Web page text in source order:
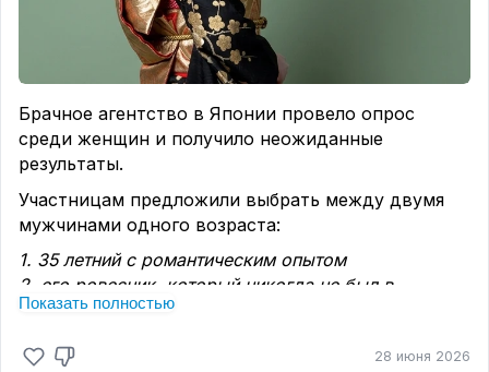
Брачное агентство в Японии провело опрос
среди женщин и получило неожиданные
результаты.
Участницам предложили выбрать между двумя
мужчинами одного возраста:
1. 35 летний с романтическим опытом
2. его ровесник, который никогда не был в
отношениях
86,5% выбрали второй вариант.
Показать полностью
28 июня 2026